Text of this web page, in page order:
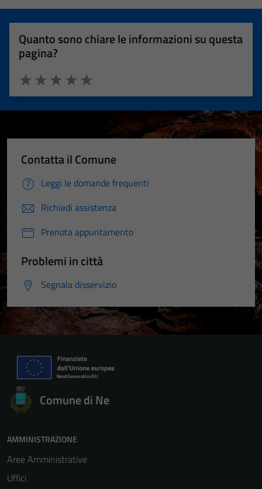
Quanto sono chiare le informazioni su questa
pagina?
Valuta 5 stelle su 5
Valuta 4 stelle su 5
Valuta 3 stelle su 5
Valuta 2 stelle su 5
Valuta 1 stelle su 5
Contatta il Comune
Leggi le domande frequenti
Richiedi assistenza
Prenota appuntamento
Problemi in città
Segnala disservizio
Comune di Ne
AMMINISTRAZIONE
Aree Amministrative
Uffici